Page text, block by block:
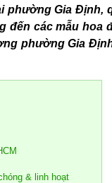
phường Gia
đến các mẫu
phường Gia
& linh hoạt